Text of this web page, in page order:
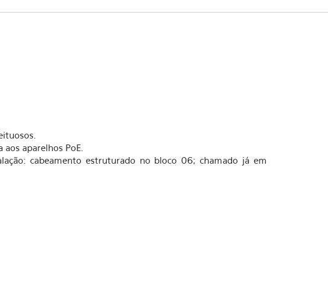
aparelhos PoE.
cabeamento estruturado no bloco 06; chamado já em